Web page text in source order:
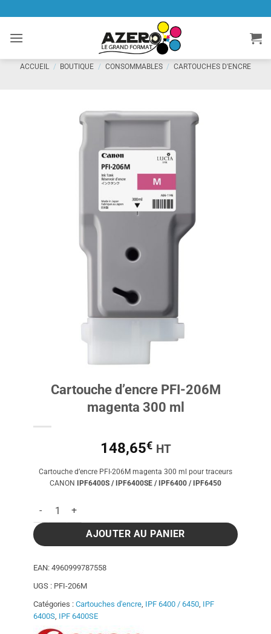
contenu
ACCUEIL / BOUTIQUE / CONSOMMABLES / CARTOUCHES D'ENCRE
Cartouche d’encre PFI-206M
magenta 300 ml
148,65€ HT
Cartouche d’encre PFI-206M magenta 300 ml pour traceurs
CANON IPF6400S / IPF6400SE / IPF6400 / IPF6450
quantité de Cartouche d'encre PFI-206M magenta 300 ml
AJOUTER AU PANIER
EAN: 4960999787558
UGS : PFI-206M
Catégories : Cartouches d'encre, IPF 6400 / 6450, IPF
6400S, IPF 6400SE